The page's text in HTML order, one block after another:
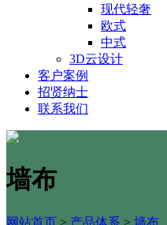
现代轻奢
欧式
中式
3D云设计
客户案例
招贤纳士
联系我们
墙布
网站首页 > 产品体系 > 墙布